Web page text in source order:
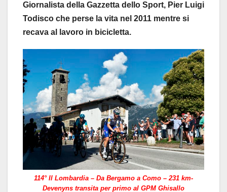
Giornalista della Gazzetta dello Sport, Pier Luigi
Todisco che perse la vita nel 2011 mentre si
recava al lavoro in bicicletta.
114° Il Lombardia – Da Bergamo a Como – 231 km-
Devenyns transita per primo al GPM Ghisallo